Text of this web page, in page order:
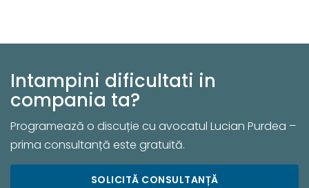
Intampini dificultati in
compania ta?
Programează o discuție cu avocatul Lucian Purdea –
prima consultanță este gratuită.
SOLICITĂ CONSULTANȚĂ